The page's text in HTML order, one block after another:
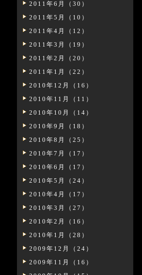
2011年6月（30）
2011年5月（10）
2011年4月（12）
2011年3月（19）
2011年2月（20）
2011年1月（22）
2010年12月（16）
2010年11月（11）
2010年10月（14）
2010年9月（18）
2010年8月（25）
2010年7月（17）
2010年6月（17）
2010年5月（24）
2010年4月（17）
2010年3月（27）
2010年2月（16）
2010年1月（28）
2009年12月（24）
2009年11月（16）